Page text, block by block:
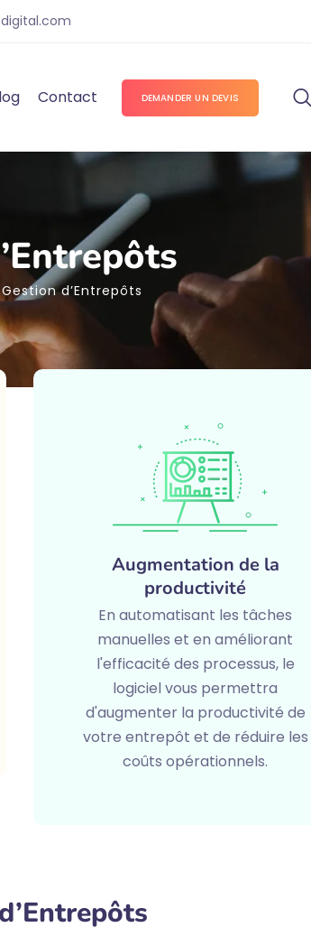
Contact DEMANDER UN DEVIS
d’Entrepôts
Augmentation de la
productivité
En automatisant les tâches
manuelles et en améliorant
l'efficacité des processus, le
logiciel vous permettra
d'augmenter la productivité de
votre entrepôt et de réduire les
coûts opérationnels.